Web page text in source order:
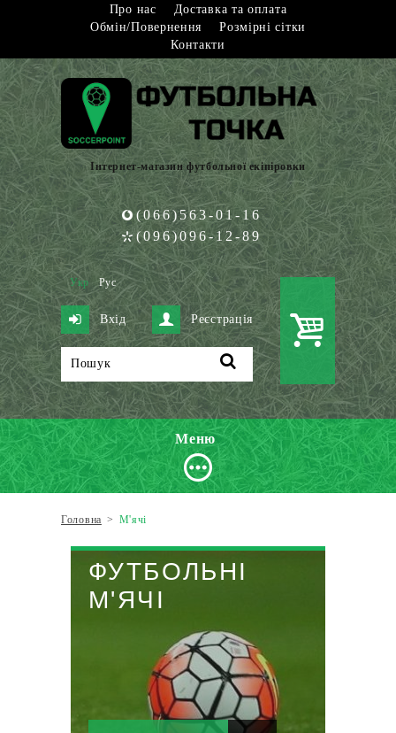
Про нас
Доставка та оплата
Обмін/Повернення
Розмірні сітки
Контакти
Інтернет-магазин футбольної екіпіровки
(066)563-01-16
(096)096-12-89
Укр Рус
Вхід Реєстрація
Меню
Головна > М'ячі
ФУТБОЛЬНІ
М'ЯЧІ